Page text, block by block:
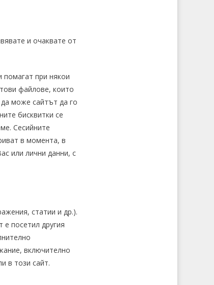
и очаквате от
помагат при някои
файлове, които
може сайтът да го
бисквитки се
Сесийните
в момента, в
или лични данни, с
статии и др.).
посетил другия
включително
в този сайт.